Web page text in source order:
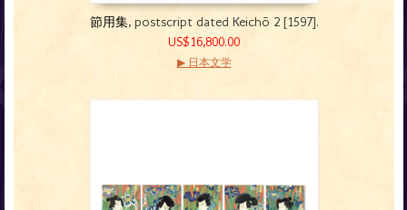
節用集, postscript dated Keichō 2 [1597].
US$16,800.00
▶ 日本文学